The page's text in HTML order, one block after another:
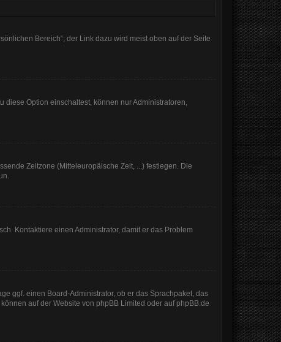
Bereich“; der Link dazu wird meist oben auf der Seite
diese Option einschaltest, können nur Administratoren,
Zeitzone (Mitteleuropäische Zeit, ...) festlegen. Die
Kontaktiere einen Administrator, damit er das Problem
ggf. einen Board-Administrator, ob er das Sprachpaket, das
auf der Website von phpBB Limited oder auf phpBB.de